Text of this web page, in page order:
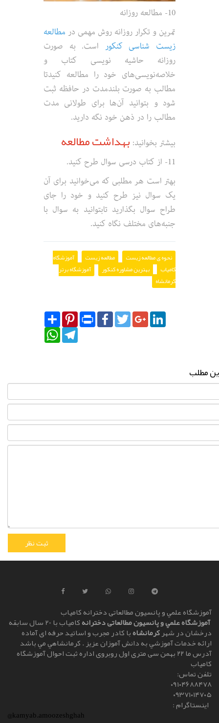
10- مطالعه روزانه
تمرین و تکرار روزانه روش مهمی در مطالعه
زیست شناسی کنکور است. به صورت
روزانه حاشیه نویسی کتاب و
خلاصه‌نویسی‌های خود را مطالعه کنیدتا
مطالب به صورت بلندمدت در حافظه ثبت
شود و بتوانید آن‌ها برای طولانی مدت
مطالب را در ذهن خود نگه دارید.
بیشتر بخوانید: بهداشت مطالعه
11- از کتاب درسی سوال طرح کنید.
بهتر است هر مطلبی که می‌خوانید برای آن
یک سوال نیز طرح کنید و خود را جای
طراح سوال بگذارید تابتوانید به سوال با
جنبه‌های مختلف نگاه کنید.
نحوه ی مطالعه زیست مطالعه زیست
آموزشگاه
کامیاب
بهترین مشاوره کنکور
آموزشگاه برتر
کرمانشاه
SharePinterest PrintFacebook Twitter Google+LinkedIn
WhatsAppTelegram
مطلب
آموزشگاه علمي و پانسیون مطالعاتی دخترانه کامياب
آموزشگاه علمي و پانسیون مطالعاتی دخترانه کامياب با 20 سال سابقه
درخشان در شهرکرمانشاهبا کادر مجرب و اساتيد حرفه ای آماده
ارائه خدمات آموزشي به دانش آموزان عزيز . کرمانشاهي مي باشد
آدرس ما ۲۲ بهمن سی متری اول روبروی اداره ثبت احوال آموزشگاه
کامیاب
تلفن تماس:
۰۹۱۰۴۶۸۸۴۷۸
۰۹۳۷۱۰۱۴۷۰۵
اینستاگرام :
@kamyab.amoozeshghah